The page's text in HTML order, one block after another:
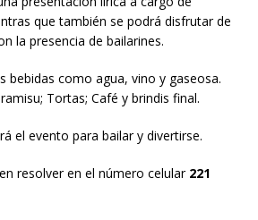
que también se podrá disfrutar de
la presencia de bailarines.
bebidas como agua, vino y gaseosa.
Tortas; Café y brindis final.
el evento para bailar y divertirse.
resolver en el número celular 221